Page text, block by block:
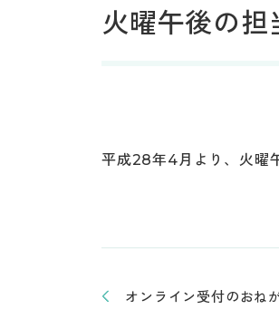
火曜午後の担
平成28年4月より、火曜
オンライン受付のおね